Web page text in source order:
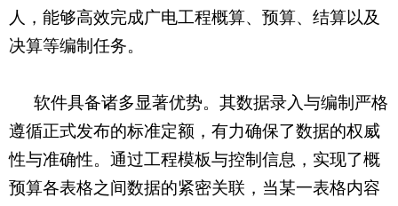
人，能够高效完成广电工程概算、预算、结算以及
决算等编制任务。
软件具备诸多显著优势。其数据录入与编制严格
遵循正式发布的标准定额，有力确保了数据的权威
性与准确性。通过工程模板与控制信息，实现了概
预算各表格之间数据的紧密关联，当某一表格内容